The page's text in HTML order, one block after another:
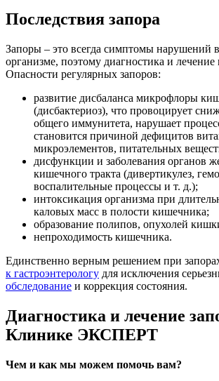
Последствия запора
Запоры – это всегда симптомы нарушений в
организме, поэтому диагностика и
Опасности регулярных запоров:
развитие дисбаланса микрофлоры
(дисбактериоз), что провоцирует
общего иммунитета, нарушает
становится причиной дефицитов
микроэлементов, питательных
дисфункции и заболевания органов
кишечного тракта (дивертикулез,
воспалительные процессы и т. д.);
интоксикация организма при
каловых масс в полости кишечника;
образование полипов, опухолей
непроходимость кишечника.
Единственно верным решением при
к гастроэнтерологу для исключения
обследование и коррекция состояния.
Диагностика и лечение
Клинике ЭКСПЕРТ
Чем и как мы можем помочь вам?